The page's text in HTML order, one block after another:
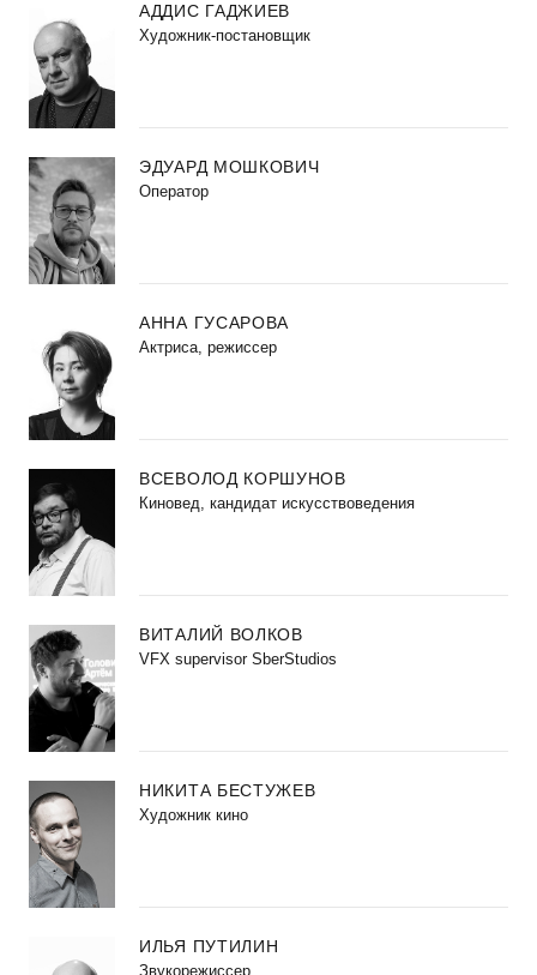
АДДИС ГАДЖИЕВ
Художник-постановщик
ЭДУАРД МОШКОВИЧ
Оператор
АННА ГУСАРОВА
Актриса, режиссер
ВСЕВОЛОД КОРШУНОВ
Киновед, кандидат искусствоведения
ВИТАЛИЙ ВОЛКОВ
VFX supervisor SberStudios
НИКИТА БЕСТУЖЕВ
Художник кино
ИЛЬЯ ПУТИЛИН
Звукорежиссер